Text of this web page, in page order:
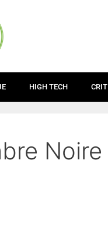
HIGH TECH
Noire